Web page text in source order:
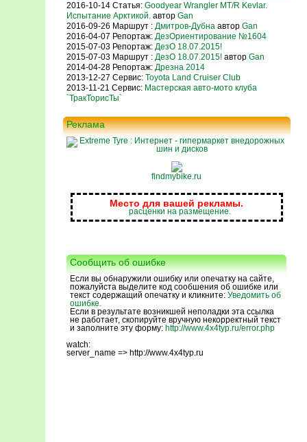
2016-10-14 Статья: Goodyear Wrangler MT/R Kevlar.
Испытание Арктикой.автор Gan
2016-09-26 Маршрут : Дмитров-Дубнаавтор Gan
2016-04-07 Репортаж: ДезОриентирование №1604
2015-07-03 Репортаж: ДезО 18.07.2015!
2015-07-03 Маршрут : ДезО 18.07.2015! автор Gan
2014-04-28 Репортаж: Дрезна 2014
2013-12-27 Сервис: Toyota Land Cruiser Club
2013-11-21 Сервис: Мастерская авто-мото клуба
`ТракТорисТы`
Реклама
findmybike.ru
Место для вашей рекламы.
расценки на размещение.
Сообщить об ошибке
Если вы обнаружили ошибку или опечатку на сайте,
пожалуйста выделите код сообшения об ошибке или
текст содержащий опечатку и кликните: Уведомить об
ошибке.
Если в результате возникшей неполадки эта ссылка
не работает, скопируйте вручную некорректный текст
и заполните эту форму: http://www.4x4typ.ru/error.php
watch:
server_name => http://www.4x4typ.ru